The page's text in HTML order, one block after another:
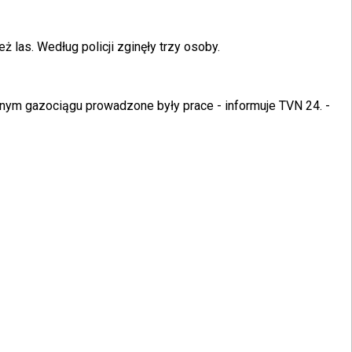
las. Według policji zginęły trzy osoby.
gazociągu prowadzone były prace - informuje TVN 24. -